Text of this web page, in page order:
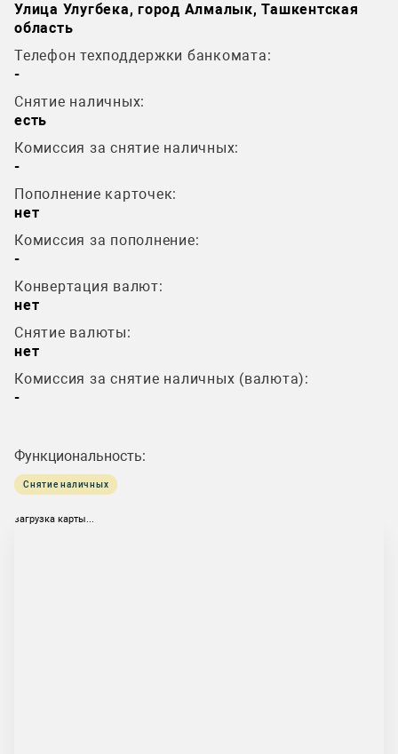
Улица Улугбека, город Алмалык, Ташкентская
область
Телефон техподдержки банкомата:
-
Снятие наличных:
есть
Комиссия за снятие наличных:
-
Пополнение карточек:
нет
Комиссия за пополнение:
-
Конвертация валют:
нет
Снятие валюты:
нет
Комиссия за снятие наличных (валюта):
-
Функциональность:
Снятие наличных
загрузка карты...